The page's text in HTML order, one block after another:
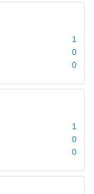
1
0
0
1
0
0